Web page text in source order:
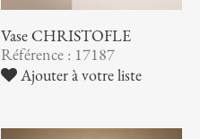
Vase CHRISTOFLE
Référence : 17187
Ajouter à votre liste